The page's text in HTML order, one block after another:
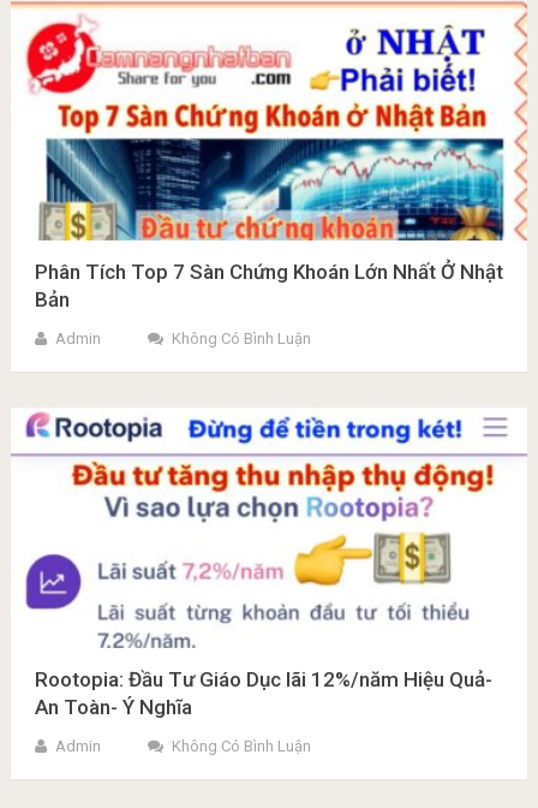
Phân Tích Top 7 Sàn Chứng Khoán Lớn Nhất Ở Nhật
Bản
Admin Không Có Bình Luận
Rootopia: Đầu Tư Giáo Dục lãi 12%/năm Hiệu Quả-
An Toàn- Ý Nghĩa
Admin Không Có Bình Luận